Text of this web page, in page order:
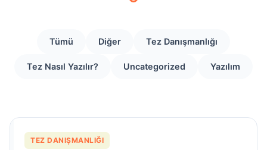
Tümü Diğer Tez Danışmanlığı
Tez Nasıl Yazılır? Uncategorized Yazılım
TEZ DANIŞMANLIĞI